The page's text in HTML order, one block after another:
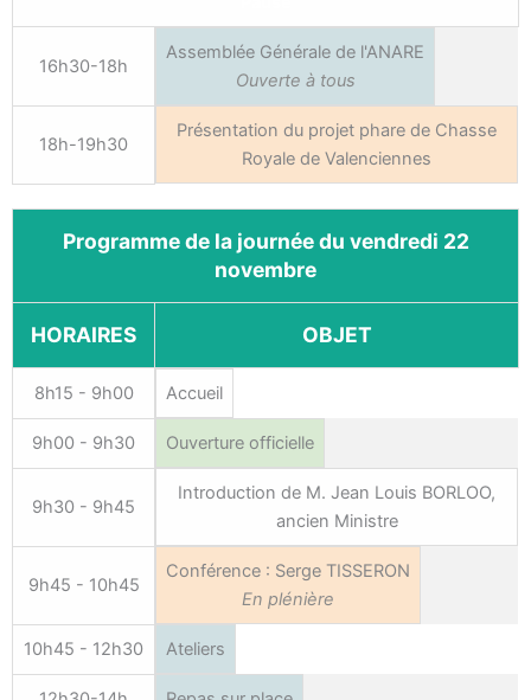
16h30-18h
Assemblée Générale de l'ANARE
Ouverte à tous
18h-19h30
Présentation du projet phare de Chasse
Royale de Valenciennes
Programme de la journée du vendredi 22
novembre
HORAIRES OBJET
8h15 - 9h00 Accueil
9h00 - 9h30 Ouverture officielle
9h30 - 9h45
Introduction de M. Jean Louis BORLOO,
ancien Ministre
9h45 - 10h45
Conférence : Serge TISSERON
En plénière
10h45 - 12h30 Ateliers